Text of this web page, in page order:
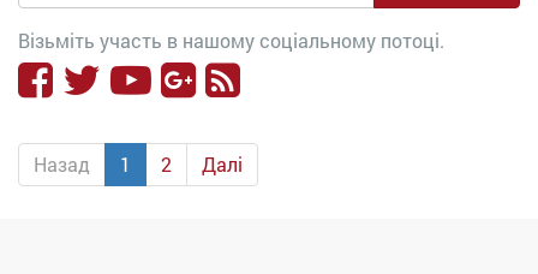
Візьміть участь в нашому соціальному потоці.
Назад 1 2 Далі